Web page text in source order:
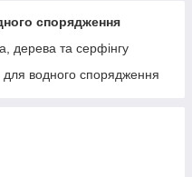
спорядження
дерева та серфінгу
для водного спорядження